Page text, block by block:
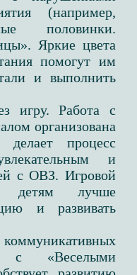
(например,
половинки.
Яркие цвета
помогут им
и выполнить
игру. Работа с
организована
процесс
и
с ОВЗ. Игровой
детям лучше
и развивать
с «Веселыми